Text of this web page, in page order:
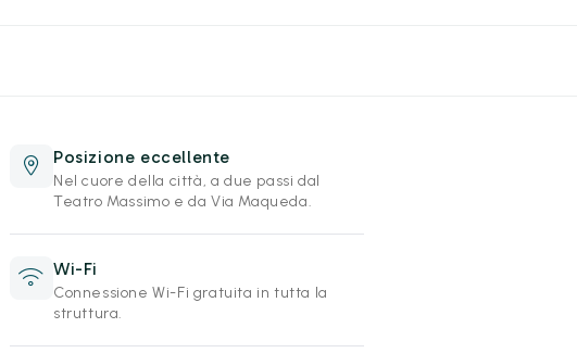
Posizione eccellente
Nel cuore della città, a due passi dal
Teatro Massimo e da Via Maqueda.
Wi-Fi
Connessione Wi-Fi gratuita in tutta la
struttura.